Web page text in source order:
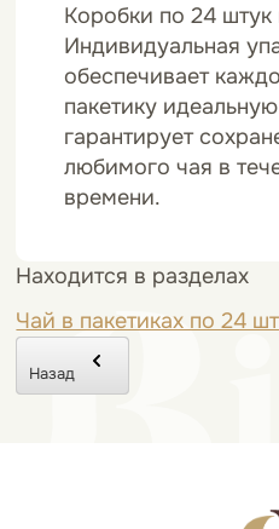
Коробки по 24
Индивидуальная
обеспечивает
пакетику
гарантирует
любимого чая в
времени.
Находится в разделах
Чай в пакетиках по 24 шт
Назад